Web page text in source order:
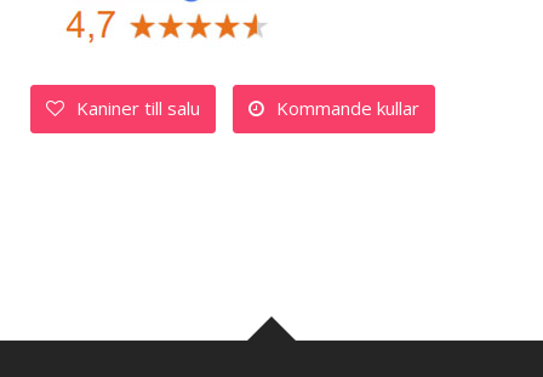
Kaniner till salu Kommande kullar